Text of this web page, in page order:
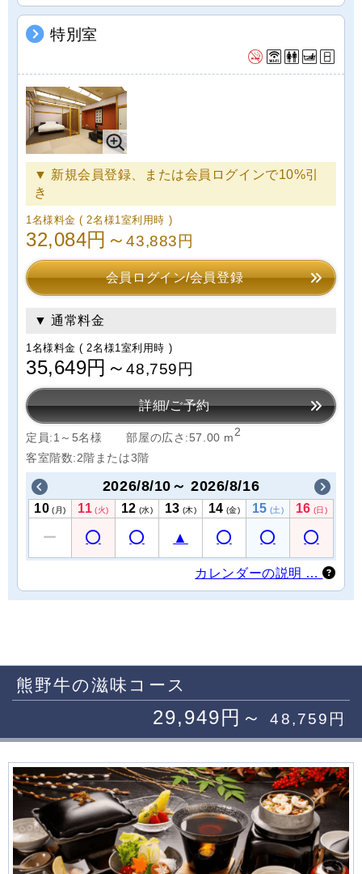
特別室
▼ 新規会員登録、または会員ログインで10%引
き
1名様料金( 2名様1室利用時 )
32,084円～43,883円
会員ログイン/会員登録
▼ 通常料金
1名様料金( 2名様1室利用時 )
35,649円～48,759円
詳細/ご予約
定員:1～5名様 部屋の広さ:57.00 m2
客室階数:2階または3階
2026/8/10～ 2026/8/16
10 (月) 11 (火) 12 (水) 13 (木) 14 (金) 15 (土) 16 (日)
カレンダーの説明 …
熊野牛の滋味コース
29,949円～48,759円